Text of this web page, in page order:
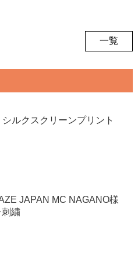
一覧
ルクスクリーンプリント
JAPAN MC NAGANO様
刺繍